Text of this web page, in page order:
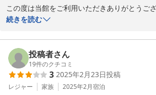
この度は当館をご利用いただきありがとうござ
「コスパの良い宿」とのこと、ありがとうござ
またのご利用をお待ちしております。
2023-09-30
続きを読む
投稿者さん
19件のクチコミ
3 2025年2月23日投稿
レジャー 家族 2025年2月宿泊